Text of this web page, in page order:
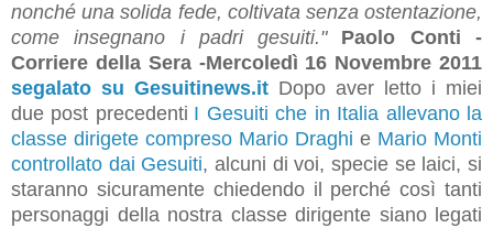
nonché una solida fede, coltivata senza ostentazione,
come insegnano i padri gesuiti."
Paolo Conti -
Corriere della Sera -Mercoledì 16 Novembre 2011
segalato su Gesuitinews.it Dopo aver letto i miei
due post precedenti I Gesuiti che in Italia allevano la
classe dirigete compreso Mario Draghi e Mario Monti
controllato dai Gesuiti, alcuni di voi, specie se laici, si
staranno sicuramente chiedendo il perché così tanti
personaggi della nostra classe dirigente siano legati